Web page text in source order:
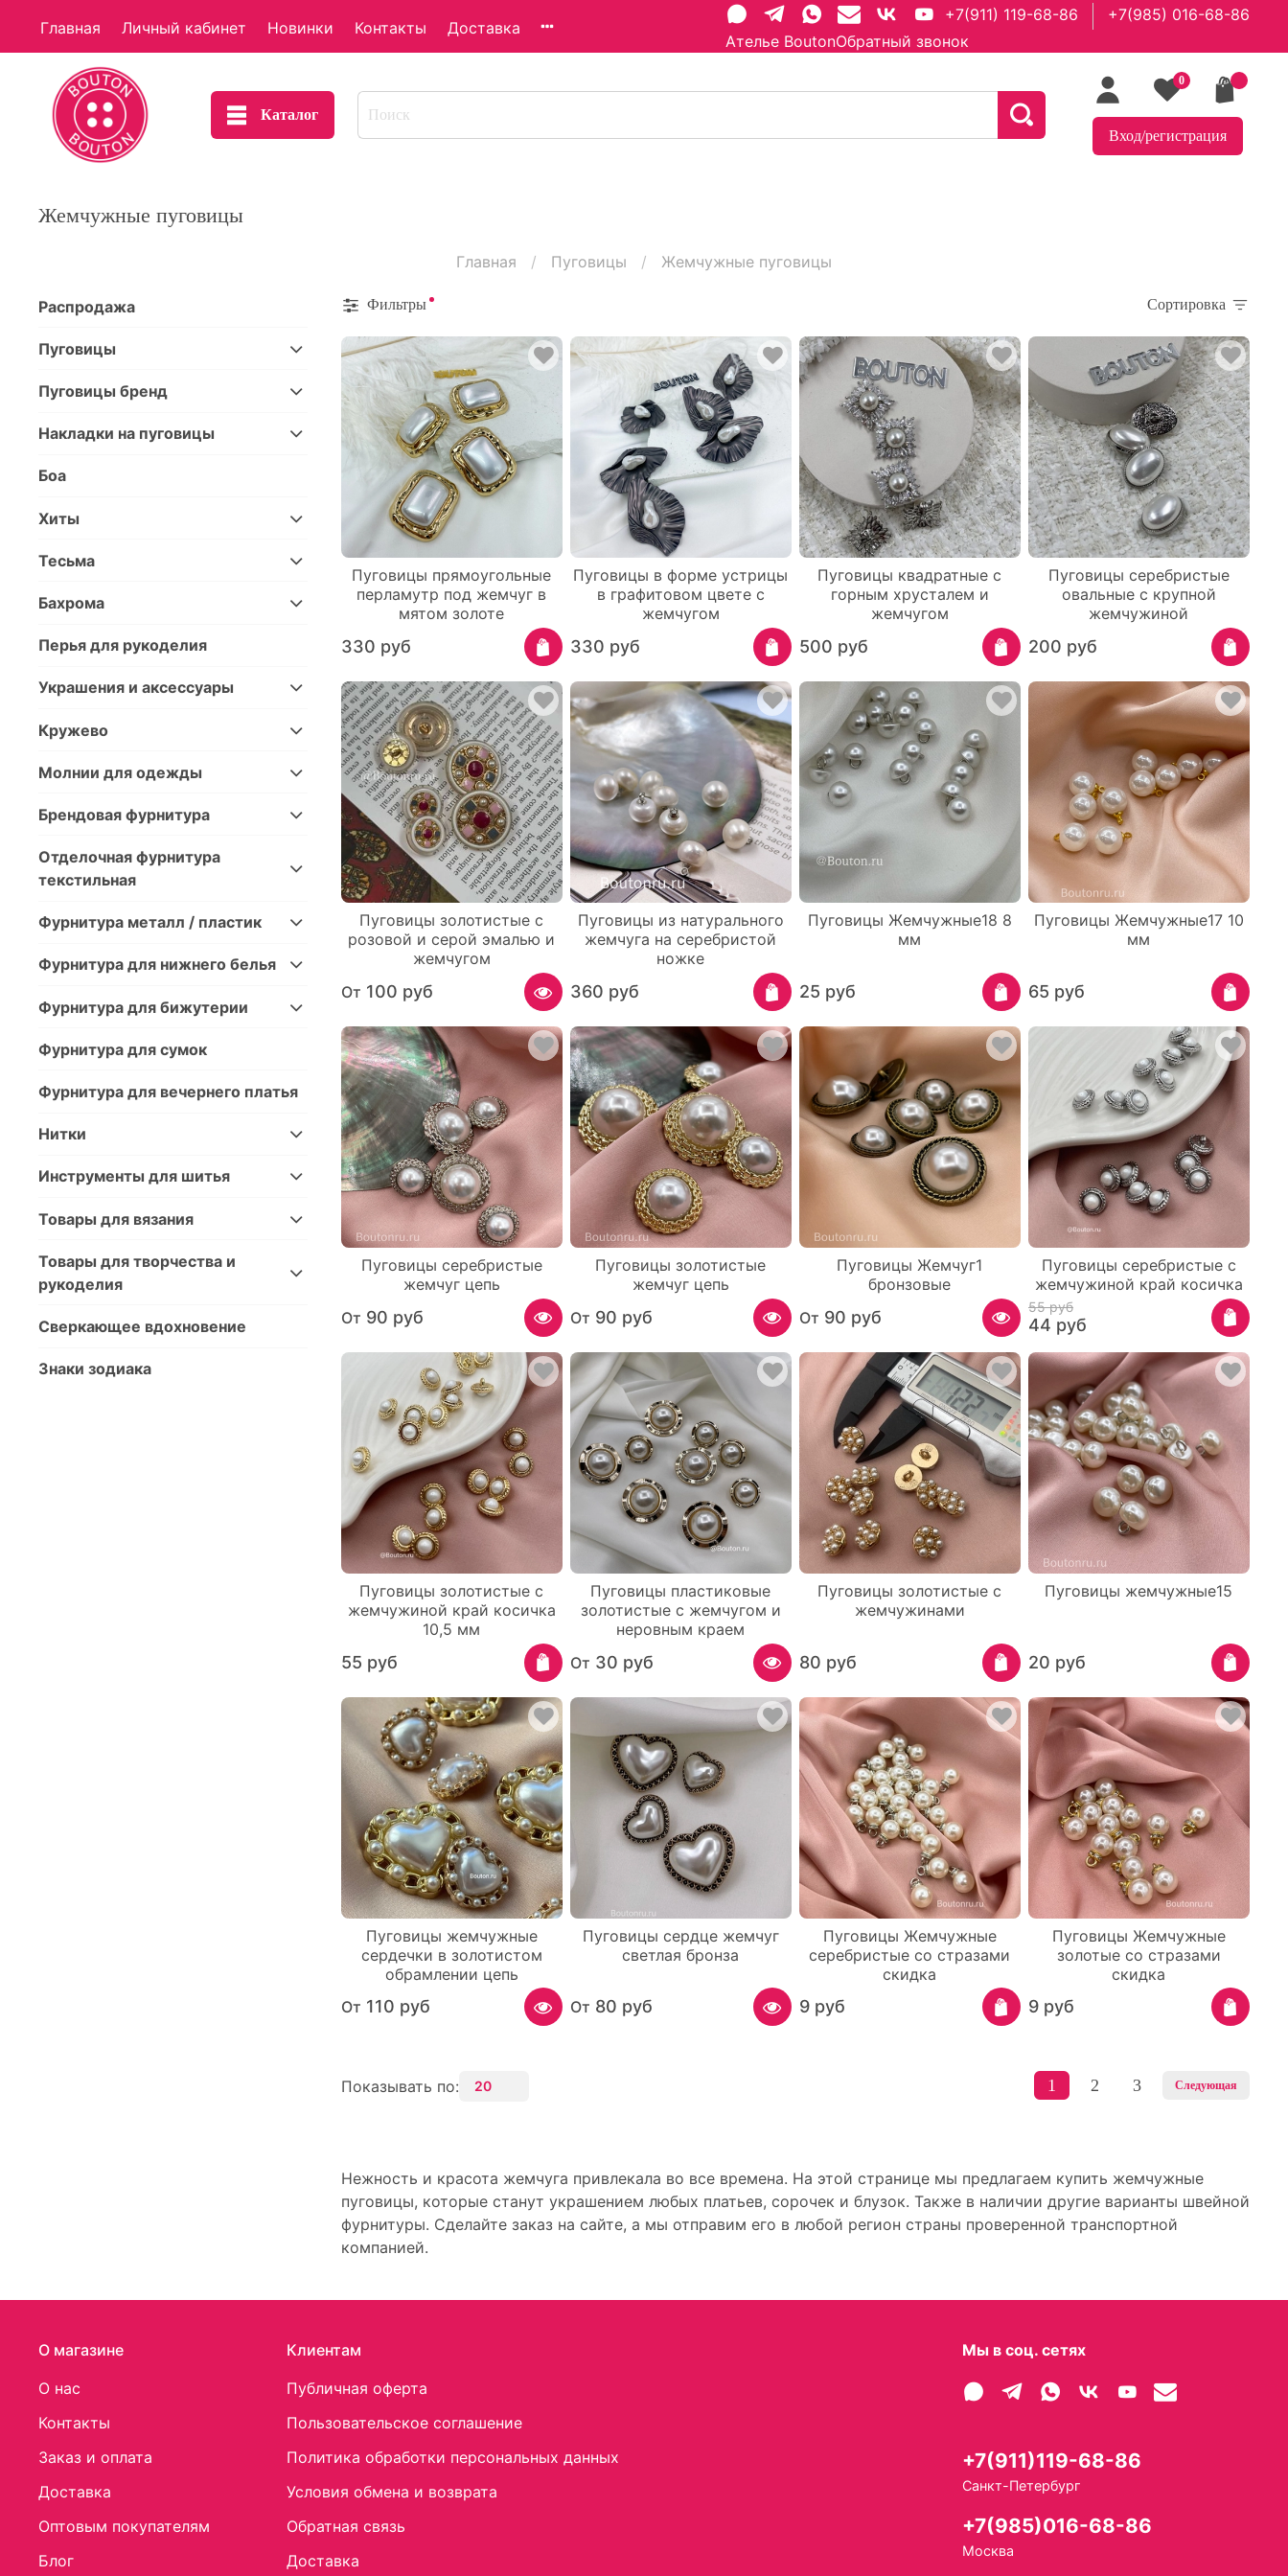
Ателье BoutonОбратный звонок
Главная Личный кабинет Новинки Контакты Доставка
+7(911) 119-68-86 +7(985) 016-68-86
Каталог
0
Вход/регистрация
Жемчужные пуговицы
Главная Пуговицы Жемчужные пуговицы
Фильтры Сортировка
Пуговицы прямоугольные
перламутр под жемчуг в
мятом золоте
330 руб
Пуговицы в форме устрицы
в графитовом цвете с
жемчугом
330 руб
Пуговицы квадратные с
горным хрусталем и
жемчугом
500 руб
Пуговицы серебристые
овальные с крупной
жемчужиной
200 руб
Пуговицы золотистые с
розовой и серой эмалью и
жемчугом
От 100 руб
Пуговицы из натурального
жемчуга на серебристой
ножке
360 руб
Пуговицы Жемчужные18 8
мм
25 руб
Пуговицы Жемчужные17 10
мм
65 руб
Пуговицы серебристые
жемчуг цепь
От 90 руб
Пуговицы золотистые
жемчуг цепь
От 90 руб
Пуговицы Жемчуг1
бронзовые
От 90 руб
Пуговицы серебристые с
жемчужиной край косичка
55 руб
44 руб
Пуговицы золотистые с
жемчужиной край косичка
10,5 мм
55 руб
Пуговицы пластиковые
золотистые с жемчугом и
неровным краем
От 30 руб
Пуговицы золотистые с
жемчужинами
80 руб
Пуговицы жемчужные15
20 руб
Пуговицы жемчужные
сердечки в золотистом
обрамлении цепь
От 110 руб
Пуговицы сердце жемчуг
светлая бронза
От 80 руб
Пуговицы Жемчужные
серебристые со стразами
скидка
9 руб
Пуговицы Жемчужные
золотые со стразами
скидка
9 руб
Показывать по: 1 2 3 Следующая
Нежность и красота жемчуга привлекала во все времена. На этой странице мы предлагаем купить жемчужные
пуговицы, которые станут украшением любых платьев, сорочек и блузок. Также в наличии другие варианты швейной
фурнитуры. Сделайте заказ на сайте, а мы отправим его в любой регион страны проверенной транспортной
компанией.
Распродажа
Пуговицы
Пуговицы бренд
Накладки на пуговицы
Боа
Хиты
Тесьма
Бахрома
Перья для рукоделия
Украшения и аксессуары
Кружево
Молнии для одежды
Брендовая фурнитура
Отделочная фурнитура
текстильная
Фурнитура металл / пластик
Фурнитура для нижнего белья
Фурнитура для бижутерии
Фурнитура для сумок
Фурнитура для вечернего платья
Нитки
Инструменты для шитья
Товары для вязания
Товары для творчества и
рукоделия
Сверкающее вдохновение
Знаки зодиака
О магазине
О нас
Контакты
Заказ и оплата
Доставка
Оптовым покупателям
Блог
Клиентам
Публичная оферта
Пользовательское соглашение
Политика обработки персональных данных
Условия обмена и возврата
Обратная связь
Доставка
Мы в соц. сетях
+7(911)119-68-86
Санкт-Петербург
+7(985)016-68-86
Москва